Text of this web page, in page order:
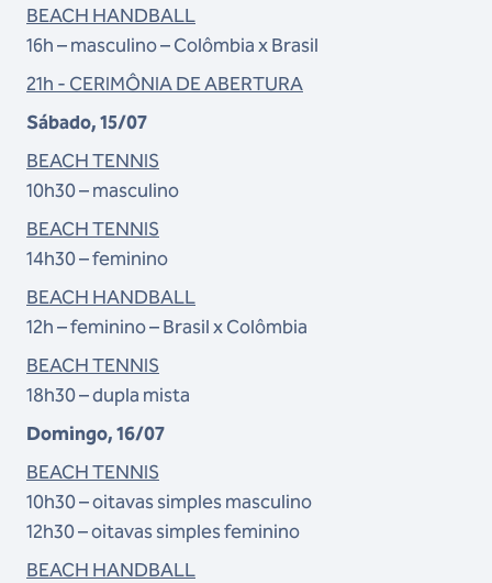
BEACH HANDBALL
16h – masculino – Colômbia x Brasil
21h - CERIMÔNIA DE ABERTURA
Sábado, 15/07
BEACH TENNIS
10h30 – masculino
BEACH TENNIS
14h30 – feminino
BEACH HANDBALL
12h – feminino – Brasil x Colômbia
BEACH TENNIS
18h30 – dupla mista
Domingo, 16/07
BEACH TENNIS
10h30 – oitavas simples masculino
12h30 – oitavas simples feminino
BEACH HANDBALL